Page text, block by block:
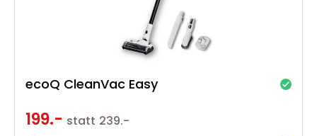
199.- statt 239.-
ecoQ CleanVac Easy